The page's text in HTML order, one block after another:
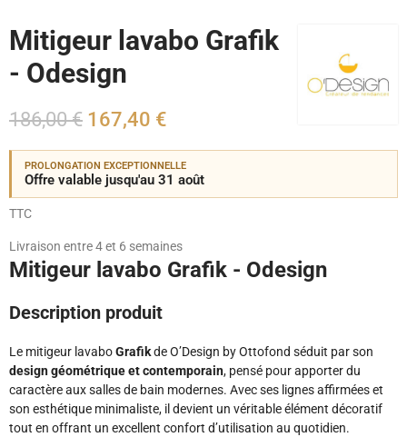
Mitigeur lavabo Grafik
- Odesign
186,00 € 167,40 €
PROLONGATION EXCEPTIONNELLE
Offre valable jusqu'au 31 août
TTC
Livraison entre 4 et 6 semaines
Mitigeur lavabo Grafik - Odesign
Description produit
Le mitigeur lavaboGrafikde O’Design by Ottofond séduit par son
design géométrique et contemporain, pensé pour apporter du
caractère aux salles de bain modernes. Avec ses lignes affirmées et
son esthétique minimaliste, il devient un véritable élément décoratif
tout en offrant un excellent confort d’utilisation au quotidien.